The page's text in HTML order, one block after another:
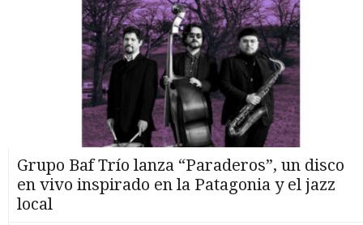
Grupo Baf Trío lanza “Paraderos”, un disco
en vivo inspirado en la Patagonia y el jazz
local